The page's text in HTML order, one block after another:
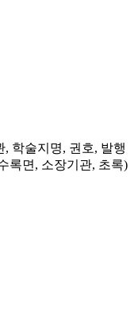
학술지명, 권호, 발행
록면, 소장기관, 초록)